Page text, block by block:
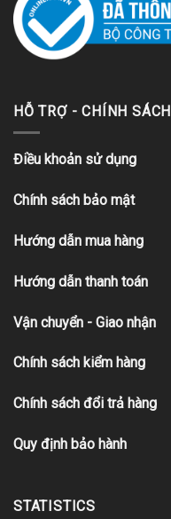
HỖ TRỢ - CHÍNH SÁCH
Điều khoản sử dụng
Chính sách bảo mật
Hướng dẫn mua hàng
Hướng dẫn thanh toán
Vận chuyển - Giao nhận
Chính sách kiểm hàng
Chính sách đổi trả hàng
Quy định bảo hành
STATISTICS